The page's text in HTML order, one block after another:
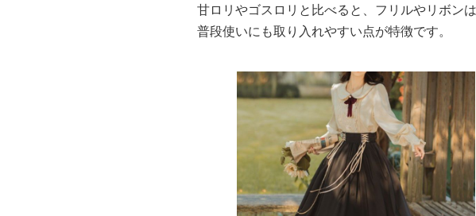
甘ロリやゴスロリと比べると、フリルやリボン
普段使いにも取り入れやすい点が特徴です。